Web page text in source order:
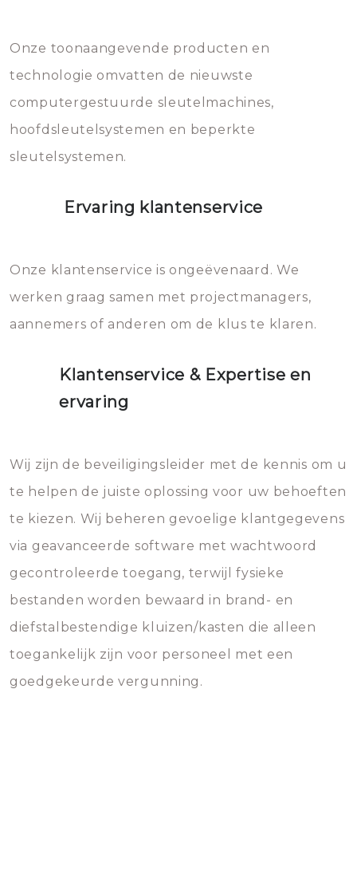
mee, die u gemakkelijk kunt
vermijden.
Onze toonaangevende producten en
technologie omvatten de nieuwste
computergestuurde sleutelmachines,
hoofdsleutelsystemen en beperkte
sleutelsystemen.
Ervaring klantenservice
Onze klantenservice is ongeëvenaard. We
werken graag samen met projectmanagers,
aannemers of anderen om de klus te klaren.
Klantenservice & Expertise en
ervaring
Wij zijn de beveiligingsleider met de kennis om u
te helpen de juiste oplossing voor uw behoeften
te kiezen. Wij beheren gevoelige klantgegevens
via geavanceerde software met wachtwoord
gecontroleerde toegang, terwijl fysieke
bestanden worden bewaard in brand- en
diefstalbestendige kluizen/kasten die alleen
toegankelijk zijn voor personeel met een
goedgekeurde vergunning.